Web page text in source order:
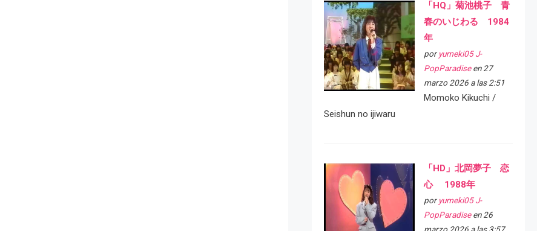
「HQ」菊池桃子 青
春のいじわる 1984
年
por yumeki05 J-
PopParadiseen 27
marzo 2026 a las 2:51
Momoko Kikuchi /
Seishun no ijiwaru
「HD」北岡夢子 恋
心 1988年
por yumeki05 J-
PopParadiseen 26